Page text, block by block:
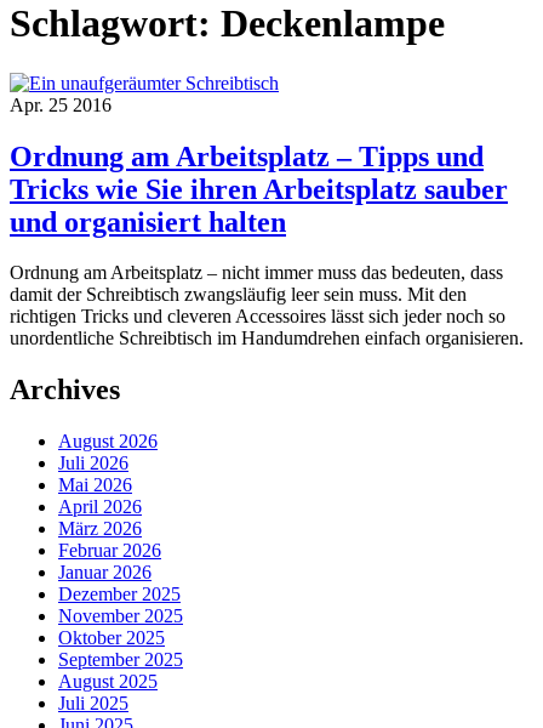
Schlagwort: Deckenlampe
Apr. 25 2016
Ordnung am Arbeitsplatz – Tipps und
Tricks wie Sie ihren Arbeitsplatz sauber
und organisiert halten
Ordnung am Arbeitsplatz – nicht immer muss das bedeuten, dass
damit der Schreibtisch zwangsläufig leer sein muss. Mit den
richtigen Tricks und cleveren Accessoires lässt sich jeder noch so
unordentliche Schreibtisch im Handumdrehen einfach organisieren.
Archives
August 2026
Juli 2026
Mai 2026
April 2026
März 2026
Februar 2026
Januar 2026
Dezember 2025
November 2025
Oktober 2025
September 2025
August 2025
Juli 2025